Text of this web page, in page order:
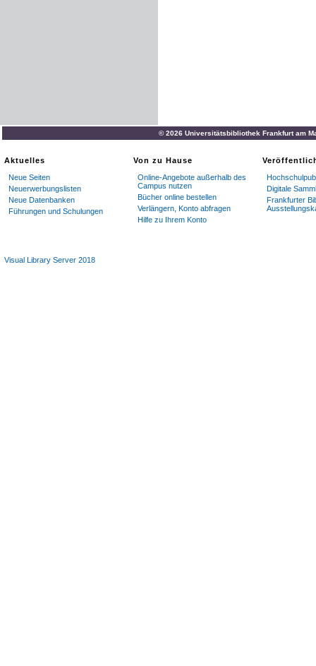
© 2026 Universitätsbibliothek Frankfurt am
Aktuelles
Neue Seiten
Neuerwerbungslisten
Neue Datenbanken
Führungen und Schulungen
Von zu Hause
Online-Angebote außerhalb des
Campus nutzen
Bücher online bestellen
Verlängern, Konto abfragen
Hilfe zu Ihrem Konto
Digitale
Frankfurter
Visual Library Server 2018